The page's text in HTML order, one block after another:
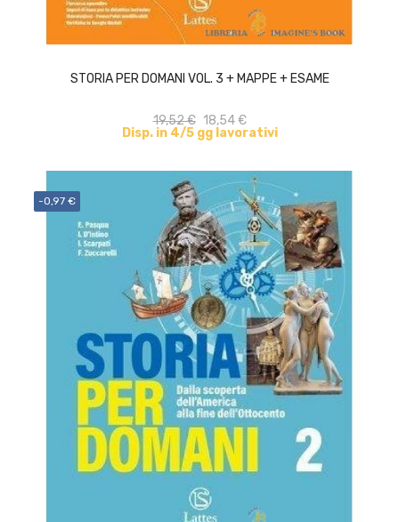
STORIA PER DOMANI VOL. 3 + MAPPE + ESAME
19,52 € 18,54 €
Disp. in 4/5 gg lavorativi
ACQUISTA
-0,97 €